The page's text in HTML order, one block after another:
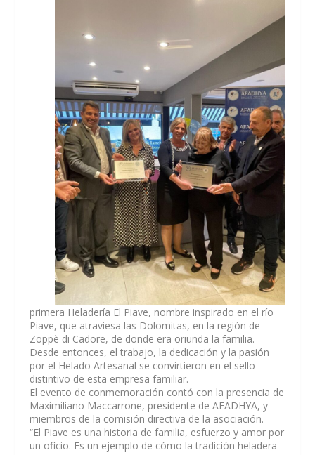
primera Heladería El Piave, nombre inspirado en el río
Piave, que atraviesa las Dolomitas, en la región de
Zoppè di Cadore, de donde era oriunda la familia.
Desde entonces, el trabajo, la dedicación y la pasión
por el Helado Artesanal se convirtieron en el sello
distintivo de esta empresa familiar.
El evento de conmemoración contó con la presencia de
Maximiliano Maccarrone, presidente de AFADHYA, y
miembros de la comisión directiva de la asociación.
“El Piave es una historia de familia, esfuerzo y amor por
un oficio. Es un ejemplo de cómo la tradición heladera